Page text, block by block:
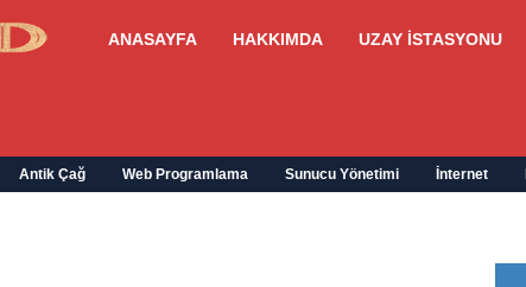
ANASAYFA HAKKIMDA UZAY İSTASYONU
Antik Çağ Web Programlama Sunucu Yönetimi İnternet